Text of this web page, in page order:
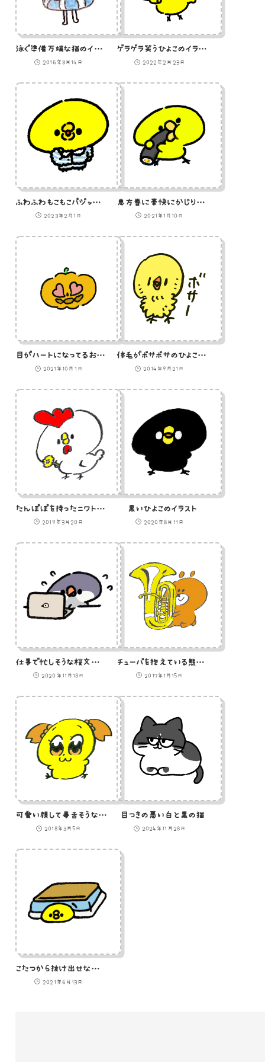
泳ぐ準備万端な猫のイラスト
2016年8月14日
ゲラゲラ笑うひよこのイラスト
2022年2月23日
ふわふわもこもこパジャマを着たひよこのイラスト
2023年2月1日
恵方巻に豪快にかじりつくひよこのイラスト
2021年1月10日
目がハートになってるおばけかぼちゃのイラスト
2021年10月1日
体毛がボサボサのひよこのイラスト
2014年9月21日
たんぽぽを持ったニワトリのイラスト
2019年3月20日
黒いひよこのイラスト
2020年8月11日
仕事で忙しそうな桜文鳥のイラスト
2020年11月18日
チューバを抱えている熊のイラスト
2017年1月15日
可愛い顔して毒舌そうなひよこのイラスト
2018年3月5日
目つきの悪い白と黒の猫
2024年11月28日
こたつから抜け出せないひよこ（GIFアニメ）
2021年6月13日